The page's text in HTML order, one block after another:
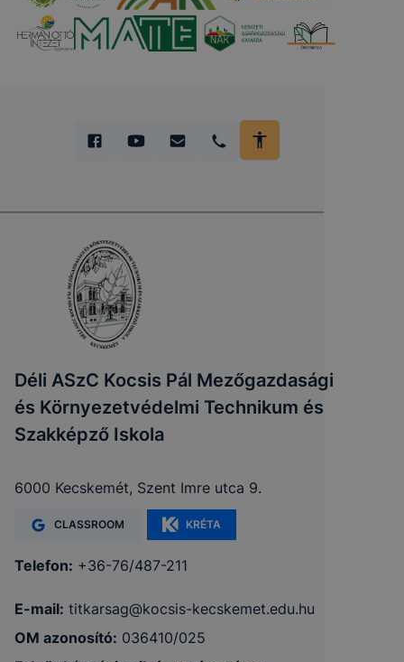
Déli ASzC Kocsis Pál Mezőgazdasági
és Környezetvédelmi Technikum és
Szakképző Iskola
6000 Kecskemét, Szent Imre utca 9.
CLASSROOM KRÉTA
Telefon: +36-76/487-211
E-mail: titkarsag@kocsis-kecskemet.edu.hu
OM azonosító: 036410/025